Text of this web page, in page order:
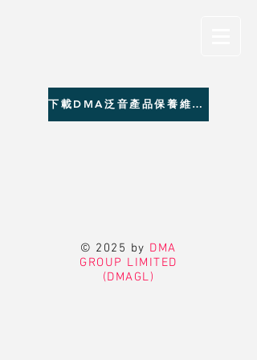
下載DMA泛音產品保養維修聯絡資料
© 2025 by DMA
GROUP LIMITED
(DMAGL)